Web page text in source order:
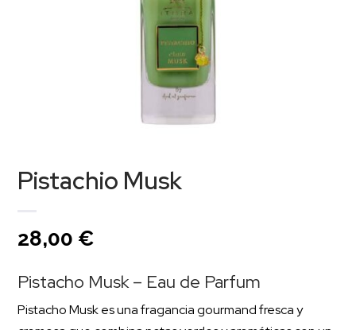
Pistachio Musk
28,00 €
Pistacho Musk – Eau de Parfum
Pistacho Musk es una fragancia gourmand fresca y